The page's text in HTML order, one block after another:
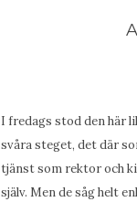
I fredags stod den här
svåra steget, det där
tjänst som rektor och
själv. Men de såg helt